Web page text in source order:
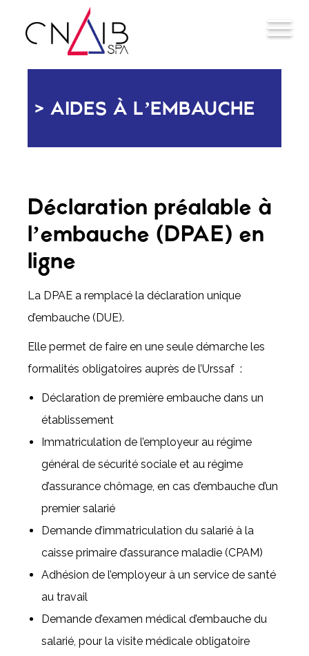
AIDES À L’EMBAUCHE
Déclaration préalable à
l’embauche (DPAE) en
ligne
La DPAE a remplacé la déclaration unique
d’embauche (DUE).
Elle permet de faire en une seule démarche les
formalités obligatoires auprès de l’Urssaf :
Déclaration de première embauche dans un
établissement
Immatriculation de l’employeur au régime
général de sécurité sociale et au régime
d’assurance chômage, en cas d’embauche d’un
premier salarié
Demande d’immatriculation du salarié à la
caisse primaire d’assurance maladie (CPAM)
Adhésion de l’employeur à un service de santé
au travail
Demande d’examen médical d’embauche du
salarié, pour la visite médicale obligatoire